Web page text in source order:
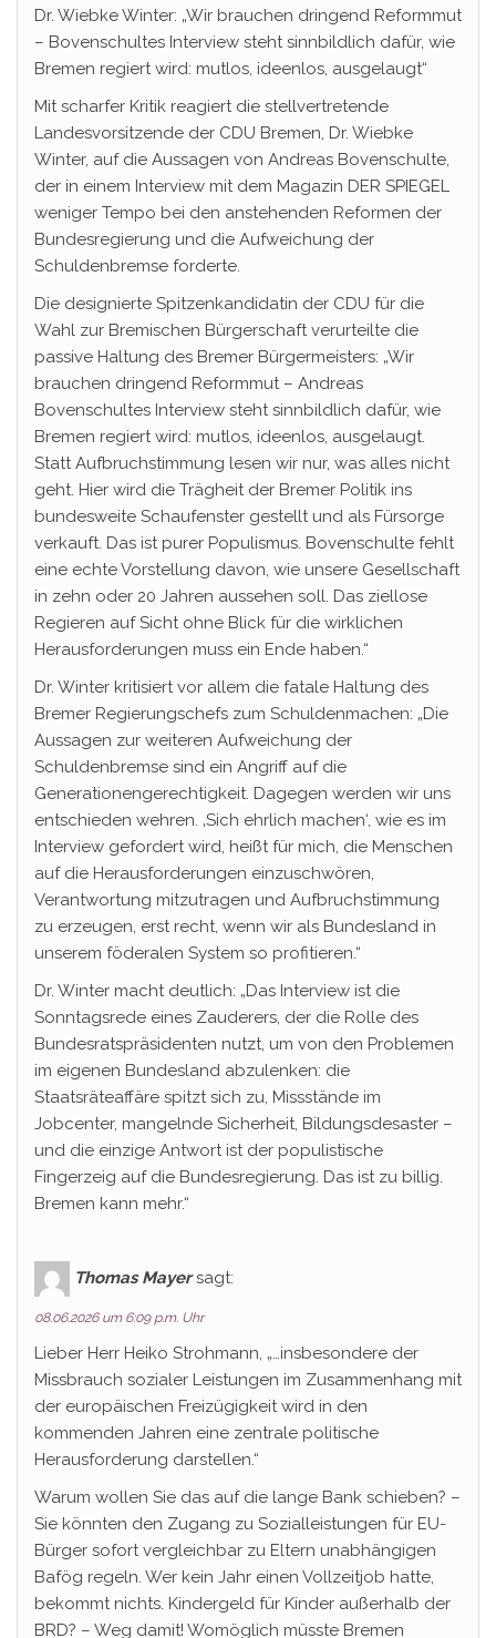
Dr. Wiebke Winter: „Wir brauchen dringend Reformmut
– Bovenschultes Interview steht sinnbildlich dafür, wie
Bremen regiert wird: mutlos, ideenlos, ausgelaugt“
Mit scharfer Kritik reagiert die stellvertretende
Landesvorsitzende der CDU Bremen, Dr. Wiebke
Winter, auf die Aussagen von Andreas Bovenschulte,
der in einem Interview mit dem Magazin DER SPIEGEL
weniger Tempo bei den anstehenden Reformen der
Bundesregierung und die Aufweichung der
Schuldenbremse forderte.
Die designierte Spitzenkandidatin der CDU für die
Wahl zur Bremischen Bürgerschaft verurteilte die
passive Haltung des Bremer Bürgermeisters: „Wir
brauchen dringend Reformmut – Andreas
Bovenschultes Interview steht sinnbildlich dafür, wie
Bremen regiert wird: mutlos, ideenlos, ausgelaugt.
Statt Aufbruchstimmung lesen wir nur, was alles nicht
geht. Hier wird die Trägheit der Bremer Politik ins
bundesweite Schaufenster gestellt und als Fürsorge
verkauft. Das ist purer Populismus. Bovenschulte fehlt
eine echte Vorstellung davon, wie unsere Gesellschaft
in zehn oder 20 Jahren aussehen soll. Das ziellose
Regieren auf Sicht ohne Blick für die wirklichen
Herausforderungen muss ein Ende haben.“
Dr. Winter kritisiert vor allem die fatale Haltung des
Bremer Regierungschefs zum Schuldenmachen: „Die
Aussagen zur weiteren Aufweichung der
Schuldenbremse sind ein Angriff auf die
Generationengerechtigkeit. Dagegen werden wir uns
entschieden wehren. ‚Sich ehrlich machen‘, wie es im
Interview gefordert wird, heißt für mich, die Menschen
auf die Herausforderungen einzuschwören,
Verantwortung mitzutragen und Aufbruchstimmung
zu erzeugen, erst recht, wenn wir als Bundesland in
unserem föderalen System so profitieren.“
Dr. Winter macht deutlich: „Das Interview ist die
Sonntagsrede eines Zauderers, der die Rolle des
Bundesratspräsidenten nutzt, um von den Problemen
im eigenen Bundesland abzulenken: die
Staatsräteaffäre spitzt sich zu, Missstände im
Jobcenter, mangelnde Sicherheit, Bildungsdesaster –
und die einzige Antwort ist der populistische
Fingerzeig auf die Bundesregierung. Das ist zu billig.
Bremen kann mehr.“
Thomas Mayer sagt:
08.06.2026 um 6:09 p.m. Uhr
Lieber Herr Heiko Strohmann, „…insbesondere der
Missbrauch sozialer Leistungen im Zusammenhang mit
der europäischen Freizügigkeit wird in den
kommenden Jahren eine zentrale politische
Herausforderung darstellen.“
Warum wollen Sie das auf die lange Bank schieben? –
Sie könnten den Zugang zu Sozialleistungen für EU-
Bürger sofort vergleichbar zu Eltern unabhängigen
Bafög regeln. Wer kein Jahr einen Vollzeitjob hatte,
bekommt nichts. Kindergeld für Kinder außerhalb der
BRD? – Weg damit! Womöglich müsste Bremen